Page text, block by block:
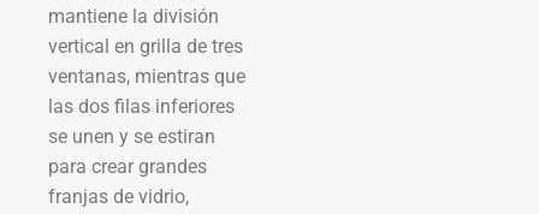
mantiene la división
vertical en grilla de tres
ventanas, mientras que
las dos filas inferiores
se unen y se estiran
para crear grandes
franjas de vidrio,